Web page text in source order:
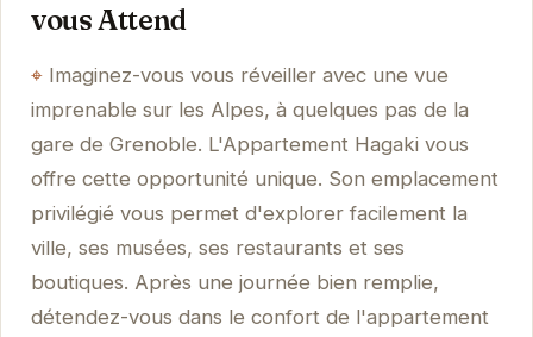
vous Attend
Imaginez-vous vous réveiller avec une vue
imprenable sur les Alpes, à quelques pas de la
gare de Grenoble. L'Appartement Hagaki vous
offre cette opportunité unique. Son emplacement
privilégié vous permet d'explorer facilement la
ville, ses musées, ses restaurants et ses
boutiques. Après une journée bien remplie,
détendez-vous dans le confort de l'appartement